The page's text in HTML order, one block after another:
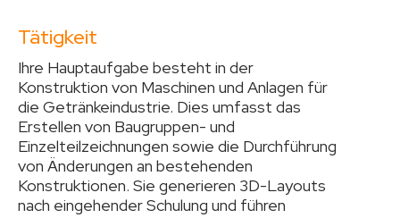
Tätigkeit
Ihre Hauptaufgabe besteht in der
Konstruktion von Maschinen und Anlagen für
die Getränkeindustrie. Dies umfasst das
Erstellen von Baugruppen- und
Einzelteilzeichnungen sowie die Durchführung
von Änderungen an bestehenden
Konstruktionen. Sie generieren 3D-Layouts
nach eingehender Schulung und führen